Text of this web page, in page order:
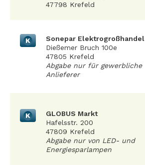
47798 Krefeld
K
Sonepar Elektrogroßhandel
Dießemer Bruch 100e
47805 Krefeld
Abgabe nur für gewerbliche
Anlieferer
K
GLOBUS Markt
Hafelsstr. 200
47809 Krefeld
Abgabe nur von LED- und
Energiesparlampen